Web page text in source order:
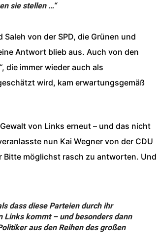
sie stellen …“
von der SPD, die Grünen und
Antwort blieb aus. Auch von den
die immer wieder auch als
wird, kam erwartungsgemäß
von Links erneut – und das nicht
nun Kai Wegner von der CDU
Bitte möglichst rasch zu antworten. Und
dass diese Parteien durch ihr
Links kommt – und besonders dann
aus den Reihen des großen